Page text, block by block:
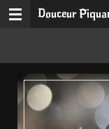
Passer
principal
Douceur